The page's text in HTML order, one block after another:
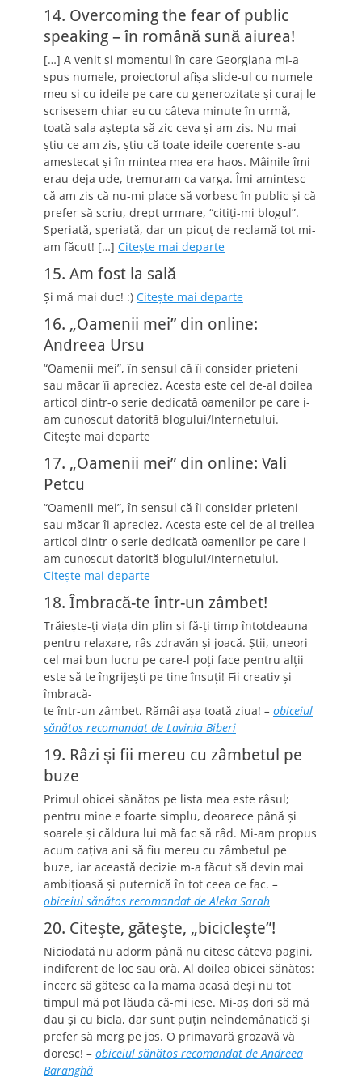
14. Overcoming the fear of public
speaking – în română sună aiurea!
[…] A venit şi momentul în care Georgiana mi-a
spus numele, proiectorul afişa slide-ul cu numele
meu şi cu ideile pe care cu generozitate şi curaj le
scrisesem chiar eu cu câteva minute în urmă,
toată sala aştepta să zic ceva şi am zis. Nu mai
ştiu ce am zis, ştiu că toate ideile coerente s-au
amestecat şi în mintea mea era haos. Mâinile îmi
erau deja ude, tremuram ca varga. Îmi amintesc
că am zis că nu-mi place să vorbesc în public şi că
prefer să scriu, drept urmare, “citiţi-mi blogul”.
Speriată, speriată, dar un picuţ de reclamă tot mi-
am făcut! […] Citeşte mai departe
15. Am fost la sală
Şi mă mai duc! :) Citeşte mai departe
16. „Oamenii mei” din online:
Andreea Ursu
“Oamenii mei”, în sensul că îi consider prieteni
sau măcar îi apreciez. Acesta este cel de-al doilea
articol dintr-o serie dedicată oamenilor pe care i-
am cunoscut datorită blogului/Internetului.
Citeşte mai departe
17. „Oamenii mei” din online: Vali
Petcu
“Oamenii mei”, în sensul că îi consider prieteni
sau măcar îi apreciez. Acesta este cel de-al treilea
articol dintr-o serie dedicată oamenilor pe care i-
am cunoscut datorită blogului/Internetului.
Citeşte mai departe
18. Îmbracă-te într-un zâmbet!
Trăieşte-ţi viaţa din plin şi fă-ţi timp întotdeauna
pentru relaxare, râs zdravăn şi joacă. Ştii, uneori
cel mai bun lucru pe care-l poţi face pentru alţii
este să te îngrijeşti pe tine însuţi! Fii creativ şi
îmbracă-
te într-un zâmbet. Rămâi aşa toată ziua! – obiceiul
sănătos recomandat de Lavinia Biberi
19. Râzi şi fii mereu cu zâmbetul pe
buze
Primul obicei sănătos pe lista mea este râsul;
pentru mine e foarte simplu, deoarece până şi
soarele şi căldura lui mă fac să râd. Mi-am propus
acum caţiva ani să fiu mereu cu zâmbetul pe
buze, iar această decizie m-a făcut să devin mai
ambiţioasă şi puternică în tot ceea ce fac. –
obiceiul sănătos recomandat de Aleka Sarah
20. Citeşte, găteşte, „bicicleşte”!
Niciodată nu adorm până nu citesc câteva pagini,
indiferent de loc sau oră. Al doilea obicei sănătos:
încerc să gătesc ca la mama acasă deşi nu tot
timpul mă pot lăuda că-mi iese. Mi-aş dori să mă
dau şi cu bicla, dar sunt puţin neîndemânatică şi
prefer să merg pe jos. O primavară grozavă vă
doresc! – obiceiul sănătos recomandat de Andreea
Baranghă